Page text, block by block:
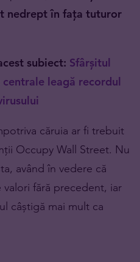
nedrept în fața tuturor
subiect: Sfârșitul
leagă recordul
căruia ar fi trebuit
Occupy Wall Street. Nu
având în vedere că
fără precedent, iar
câștigă mai mult ca